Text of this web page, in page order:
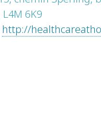
6K9
http://